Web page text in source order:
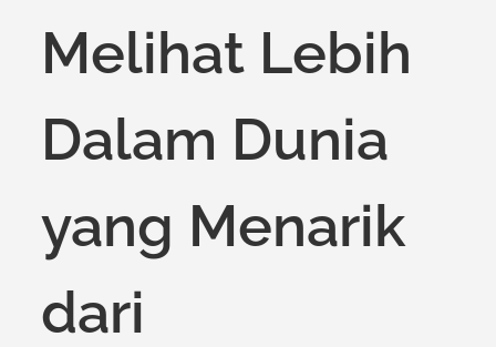
Melihat Lebih
Dalam Dunia
yang Menarik
dari